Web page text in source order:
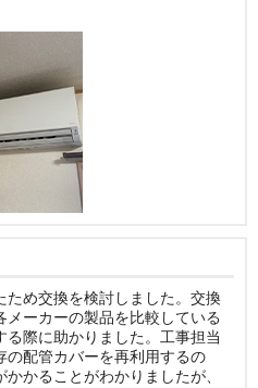
ため交換を検討しました。交換
ーカーの製品を比較している
際に助かりました。工事担当
の配管カバーを再利用するの
かることがわかりましたが、